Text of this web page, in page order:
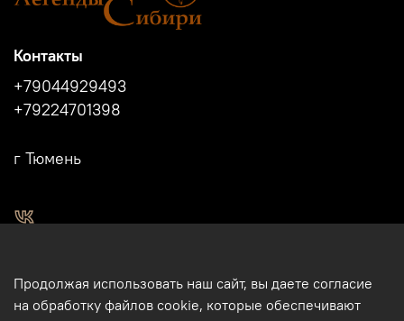
Контакты
+79044929493
+79224701398
г Тюмень
Магазин подарков и сувениров в Тюмени. Тюменские
Продолжая использовать наш сайт, вы даете согласие
на обработку файлов cookie, которые обеспечивают